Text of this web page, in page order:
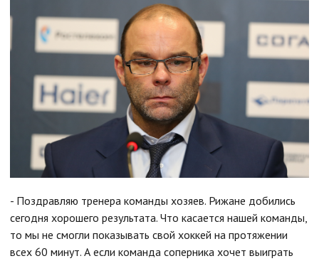
- Поздравляю тренера команды хозяев. Рижане добились
сегодня хорошего результата. Что касается нашей команды,
то мы не смогли показывать свой хоккей на протяжении
всех 60 минут. А если команда соперника хочет выиграть